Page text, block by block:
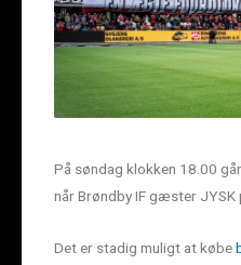
På søndag klokken 18.00
når Brøndby IF gæster JYSK
Det er stadig muligt at købe